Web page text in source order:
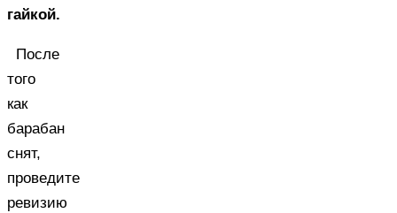
гайкой.
После
того
как
барабан
снят,
проведите
ревизию